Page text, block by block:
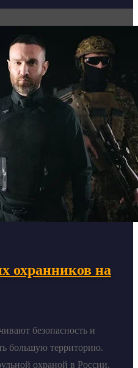
охранников на
безопасность и
большую территорию.
охраной в России,